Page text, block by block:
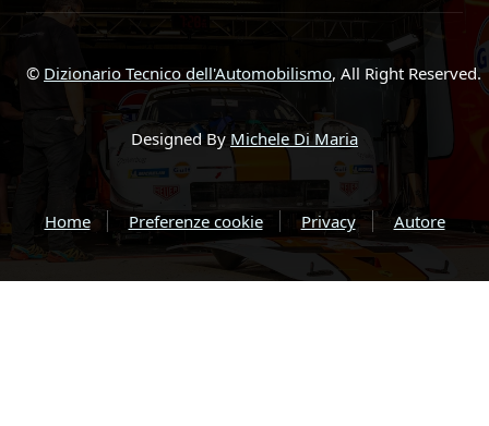
© Dizionario Tecnico dell'Automobilismo, All Right Reserved.
Designed By Michele Di Maria
Home Preferenze cookie Privacy Autore